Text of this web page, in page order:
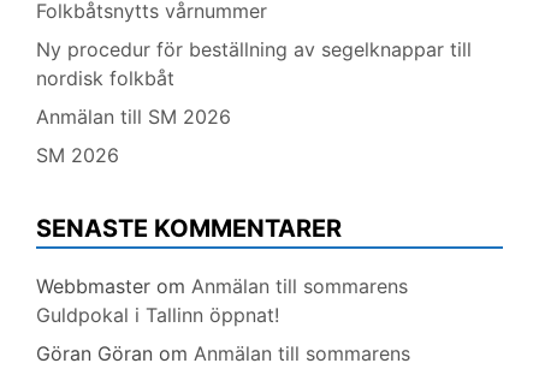
Folkbåtsnytts vårnummer
Ny procedur för beställning av segelknappar till
nordisk folkbåt
Anmälan till SM 2026
SM 2026
SENASTE KOMMENTARER
Webbmaster om Anmälan till sommarens
Guldpokal i Tallinn öppnat!
Göran Göran om Anmälan till sommarens